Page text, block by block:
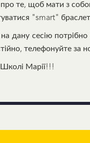
про те, щоб мати з
"smart"
дану сесію
телефонуйте за
Школі Марії!!!